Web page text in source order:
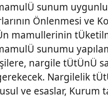
sunum
Önlenmesi ve
mamullerinin
sunumu
nargile tÜtÜnÜ
Nargilelik
ve esaslar, Kurum